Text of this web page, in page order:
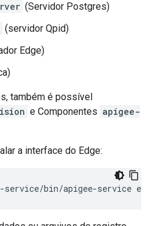
(Servidor Postgres)
(servidor Qpid)
Edge)
também é possível
e Componentes apigee-
a interface do Edge:
service/bin/apigee-service